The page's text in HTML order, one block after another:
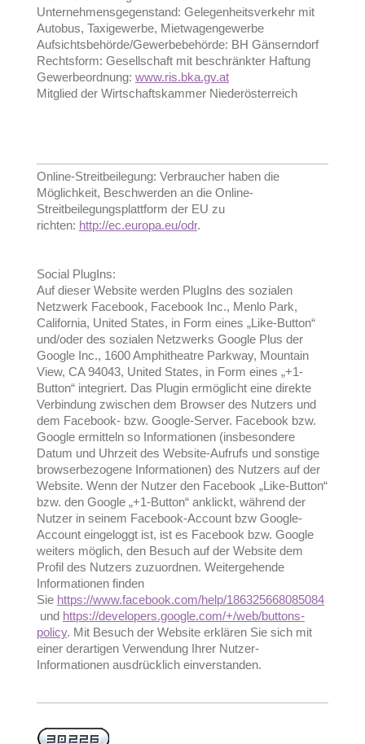
Unternehmensgegenstand: Gelegenheitsverkehr mit
Autobus, Taxigewerbe, Mietwagengewerbe
Aufsichtsbehörde/Gewerbebehörde: BH Gänserndorf
Rechtsform: Gesellschaft mit beschränkter Haftung
Gewerbeordnung: www.ris.bka.gv.at
Mitglied der Wirtschaftskammer Niederösterreich
Online-Streitbeilegung: Verbraucher haben die
Möglichkeit, Beschwerden an die Online-
Streitbeilegungsplattform der EU zu
richten: http://ec.europa.eu/odr.
Social PlugIns:
Auf dieser Website werden PlugIns des sozialen
Netzwerk Facebook, Facebook Inc., Menlo Park,
California, United States, in Form eines „Like-Button“
und/oder des sozialen Netzwerks Google Plus der
Google Inc., 1600 Amphitheatre Parkway, Mountain
View, CA 94043, United States, in Form eines „+1-
Button“ integriert. Das Plugin ermöglicht eine direkte
Verbindung zwischen dem Browser des Nutzers und
dem Facebook- bzw. Google-Server. Facebook bzw.
Google ermitteln so Informationen (insbesondere
Datum und Uhrzeit des Website-Aufrufs und sonstige
browserbezogene Informationen) des Nutzers auf der
Website. Wenn der Nutzer den Facebook „Like-Button“
bzw. den Google „+1-Button“ anklickt, während der
Nutzer in seinem Facebook-Account bzw Google-
Account eingeloggt ist, ist es Facebook bzw. Google
weiters möglich, den Besuch auf der Website dem
Profil des Nutzers zuzuordnen. Weitergehende
Informationen finden
Sie https://www.facebook.com/help/186325668085084
und https://developers.google.com/+/web/buttons-
policy. Mit Besuch der Website erklären Sie sich mit
einer derartigen Verwendung Ihrer Nutzer-
Informationen ausdrücklich einverstanden.